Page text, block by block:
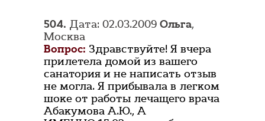
504. Дата: 02.03.2009 Ольга,
Москва
Вопрос: Здравствуйте! Я вчера
прилетела домой из вашего
санатория и не написать отзыв
не могла. Я прибывала в легком
шоке от работы лечащего врача
Абакумова А.Ю., А